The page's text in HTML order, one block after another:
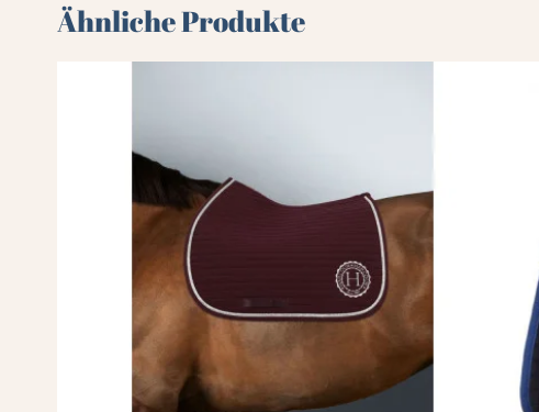
Ähnliche Produkte